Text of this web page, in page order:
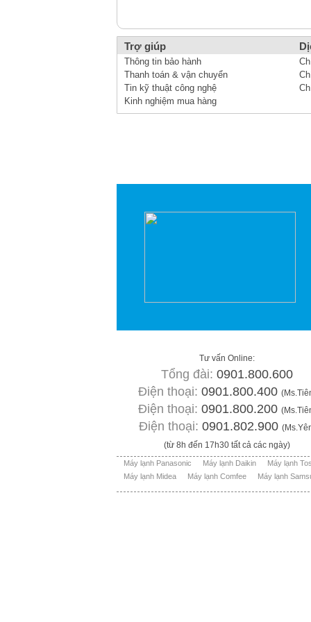
Trợ giúp
Thông tin bảo hành
Thanh toán & vận chuyển
Tin kỹ thuật công nghệ
Kinh nghiệm mua hàng
Tư vấn Online:
Tổng đài: 0901.800.600
Điện thoại: 0901.800.400
Điện thoại: 0901.800.200
Điện thoại: 0901.802.900
(từ 8h đến 17h30 tất cả các ngày)
Máy lạnh Panasonic Máy lạnh Daikin
Máy lạnh
Máy lạnh Midea
Máy lạnh Comfee Máy lạnh